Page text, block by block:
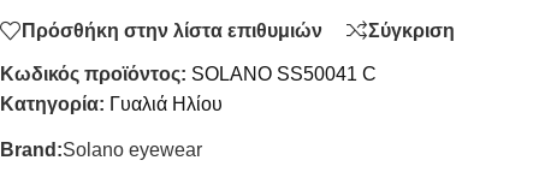
Κωδικός προϊόντος: SOLANO SS50041 C
Κατηγορία: Γυαλιά Ηλίου
Brand:Solano eyewear
Πρόσθήκη στην λίστα επιθυμιών Σύγκριση